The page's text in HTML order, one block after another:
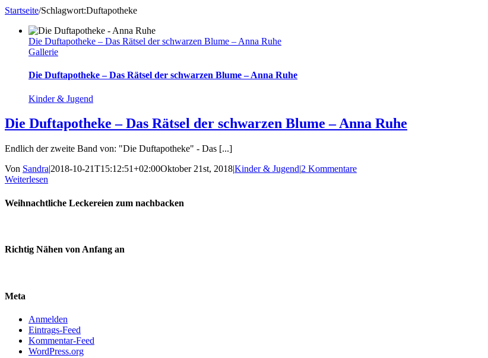
Startseite/Schlagwort:Duftapotheke
Die Duftapotheke – Das Rätsel der schwarzen Blume – Anna Ruhe
Gallerie
Die Duftapotheke – Das Rätsel der schwarzen Blume – Anna Ruhe
Kinder & Jugend
Die Duftapotheke – Das Rätsel der schwarzen Blume – Anna Ruhe
Endlich der zweite Band von: "Die Duftapotheke" - Das [...]
Von Sandra|2018-10-21T15:12:51+02:00Oktober 21st, 2018|Kinder & Jugend|2 Kommentare
Weiterlesen
Weihnachtliche Leckereien zum nachbacken
Richtig Nähen von Anfang an
Meta
Anmelden
Eintrags-Feed
Kommentar-Feed
WordPress.org